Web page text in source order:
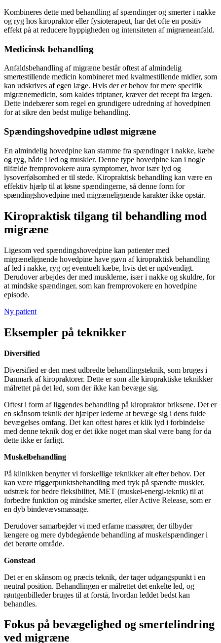
Kombineres dette med behandling af spændinger og smerter i nakke
og ryg hos kiropraktor eller fysioterapeut, har det ofte en positiv
effekt på at reducere hyppigheden og intensiteten af migræneanfald.
Medicinsk behandling
Anfaldsbehandling af migræne består oftest af almindelig
smertestillende medicin kombineret med kvalmestillende midler, som
kan udskrives af egen læge. Hvis der er behov for mere specifik
migrænemedicin, som kaldes triptaner, kræver det recept fra lægen.
Dette indebærer som regel en grundigere udredning af hovedpinen
for at sikre den bedst mulige behandling.
Spændingshovedpine udløst migræne
En almindelig hovedpine kan stamme fra spændinger i nakke, kæbe
og ryg, både i led og muskler. Denne type hovedpine kan i nogle
tilfælde fremprovokere aura symptomer, hvor især lyd og
lysoverfølsomhed er til stede. Kiropraktisk behandling kan være en
effektiv hjælp til at løsne spændingerne, så denne form for
spændingshovedpine med migrænelignende karakter ikke opstår.
Kiropraktisk tilgang til behandling mod
migræne
Ligesom ved spændingshovedpine kan patienter med
migrænelignende hovedpine have gavn af kiropraktisk behandling
af led i nakke, ryg og eventuelt kæbe, hvis det er nødvendigt.
Derudover arbejdes der med musklerne, især i nakke og skuldre, for
at mindske spændinger, som kan fremprovokere en hovedpine
episode.
Ny patient
Eksempler på teknikker
Diversified
Diversified er den mest udbredte behandlingsteknik, som bruges i
Danmark af kiropraktorer. Dette er som alle kiropraktiske teknikker
målrettet på det led, som der ikke kan bevæge sig.
Oftest i form af liggendes behandling på kiropraktor briksene. Det er
en skånsom teknik der hjælper lederne at bevæge sig i dens fulde
bevægelses omfang. Det kan oftest høres et klik lyd i forbindelse
med denne teknik dog er det ikke noget man skal være bang for da
dette ikke er farligt.
Muskelbehandling
På klinikken benytter vi forskellige teknikker alt efter behov. Det
kan være triggerpunktsbehandling med tryk på spændte muskler,
udstræk for bedre fleksibilitet, MET (muskel-energi-teknik) til at
forbedre funktion og mindske smerter, eller Active Release, som er
en dyb bindevævsmassage.
Derudover samarbejder vi med erfarne massører, der tilbyder
længere og mere dybdegående behandling af muskelspændinger i
det berørte område.
Gonstead
Det er en skånsom og præcis teknik, der tager udgangspunkt i en
neutral position. Behandlingen er målrettet det enkelte led, og
røntgenbilleder bruges til at forstå, hvordan leddet bedst kan
behandles.
Fokus på bevægelighed og smertelindring
ved migræne